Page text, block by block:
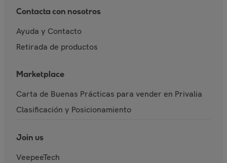
Contacta con nosotros
Ayuda y Contacto
Retirada de productos
Marketplace
Carta de Buenas Prácticas para vender en Privalia
Clasificación y Posicionamiento
Join us
VeepeeTech